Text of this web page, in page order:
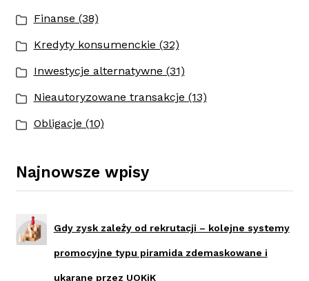
Finanse (38)
Kredyty konsumenckie (32)
Inwestycje alternatywne (31)
Nieautoryzowane transakcje (13)
Obligacje (10)
Najnowsze wpisy
Gdy zysk zależy od rekrutacji – kolejne systemy
promocyjne typu piramida zdemaskowane i
ukarane przez UOKiK